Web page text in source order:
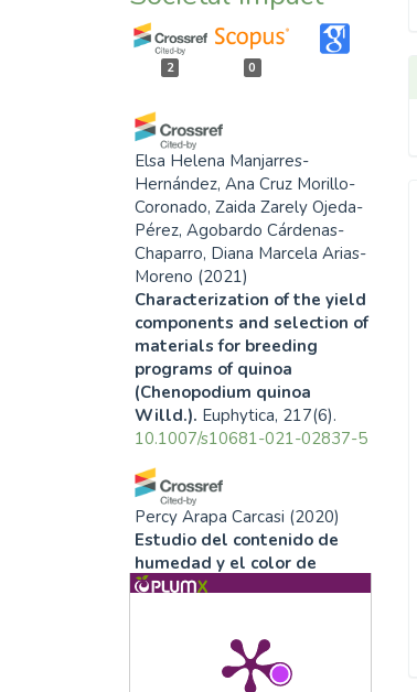
2 0
Elsa Helena Manjarres-
Hernández, Ana Cruz Morillo-
Coronado, Zaida Zarely Ojeda-
Pérez, Agobardo Cárdenas-
Chaparro, Diana Marcela Arias-
Moreno (2021)
Characterization of the yield
components and selection of
materials for breeding
programs of quinoa
(Chenopodium quinoa
Willd.). Euphytica, 217(6).
10.1007/s10681-021-02837-5
Percy Arapa Carcasi (2020)
Estudio del contenido de
humedad y el color de
panoja como indicador del
quinoa Willd.). Revista
Cientifica I+D Aswan Science.